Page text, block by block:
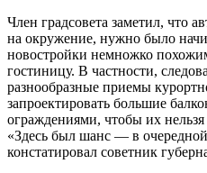
Член градсовета заметил, что
на окружение, нужно было
новостройки немножко
гостиницу. В частности,
разнообразные приемы
запроектировать большие
ограждениями, чтобы их
«Здесь был шанс — в
констатировал советник